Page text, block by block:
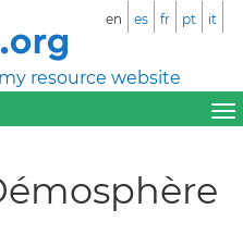
resource website
en es fr pt it